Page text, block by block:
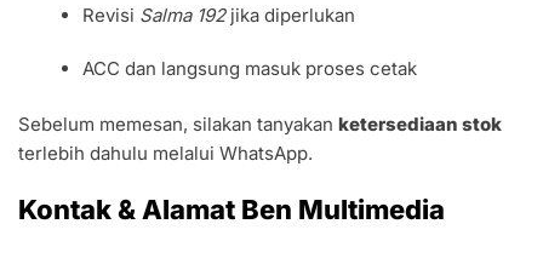
Revisi Salma 192jika diperlukan
ACC dan langsung masuk proses cetak
Sebelum memesan, silakan tanyakan ketersediaan stok
terlebih dahulu melalui WhatsApp.
Kontak & Alamat Ben Multimedia